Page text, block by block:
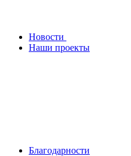
Новости
Наши проекты
Благодарности